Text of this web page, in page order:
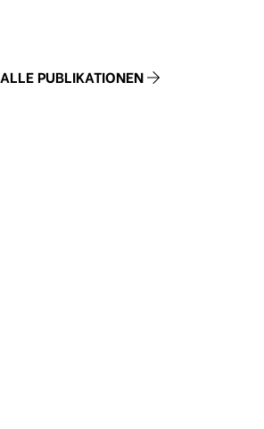
ALLE PUBLIKATIONEN